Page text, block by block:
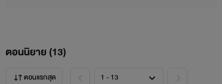
ตอนนิยาย (13)
ตอนแรกสุด